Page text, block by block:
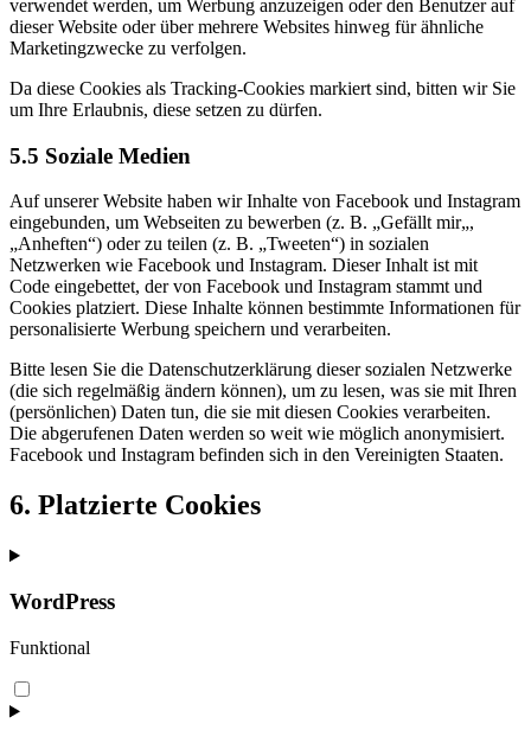
verwendet werden, um Werbung anzuzeigen oder den Benutzer auf
dieser Website oder über mehrere Websites hinweg für ähnliche
Marketingzwecke zu verfolgen.
Da diese Cookies als Tracking-Cookies markiert sind, bitten wir Sie
um Ihre Erlaubnis, diese setzen zu dürfen.
5.5 Soziale Medien
Auf unserer Website haben wir Inhalte von Facebook und Instagram
eingebunden, um Webseiten zu bewerben (z. B. „Gefällt mir„,
„Anheften“) oder zu teilen (z. B. „Tweeten“) in sozialen
Netzwerken wie Facebook und Instagram. Dieser Inhalt ist mit
Code eingebettet, der von Facebook und Instagram stammt und
Cookies platziert. Diese Inhalte können bestimmte Informationen für
personalisierte Werbung speichern und verarbeiten.
Bitte lesen Sie die Datenschutzerklärung dieser sozialen Netzwerke
(die sich regelmäßig ändern können), um zu lesen, was sie mit Ihren
(persönlichen) Daten tun, die sie mit diesen Cookies verarbeiten.
Die abgerufenen Daten werden so weit wie möglich anonymisiert.
Facebook und Instagram befinden sich in den Vereinigten Staaten.
6. Platzierte Cookies
WordPress
Funktional
Consent
to